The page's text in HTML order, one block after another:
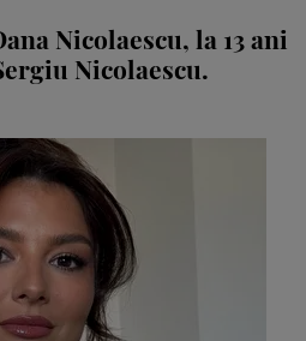
Nicolaescu, la 13 ani
Nicolaescu.